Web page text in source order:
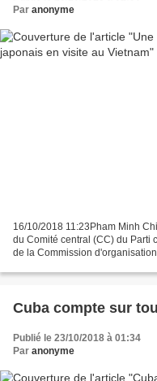
Par anonyme
16/10/2018 11:23Pham Minh
du Comité central (CC) du Parti
de la Commission
Cuba compte sur
Publié le 23/10/2018 à 01:34
Par anonyme